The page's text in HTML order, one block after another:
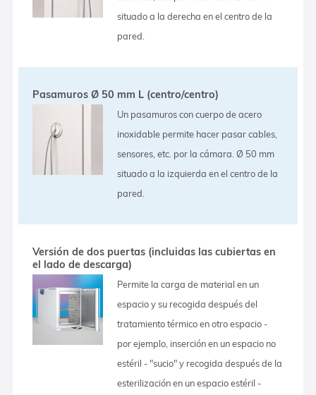
situado a la derecha en el centro de la
pared.
Pasamuros Ø 50 mm L (centro/centro)
Un pasamuros con cuerpo de acero
inoxidable permite hacer pasar cables,
sensores, etc. por la cámara. Ø 50 mm
situado a la izquierda en el centro de la
pared.
Versión de dos puertas (incluidas las cubiertas en
el lado de descarga)
Permite la carga de material en un
espacio y su recogida después del
tratamiento térmico en otro espacio -
por ejemplo, inserción en un espacio no
estéril - "sucio" y recogida después de la
esterilización en un espacio estéril -